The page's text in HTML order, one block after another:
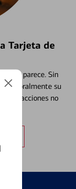
Tarjeta de
que parece. Sin
temporalmente su
transacciones no